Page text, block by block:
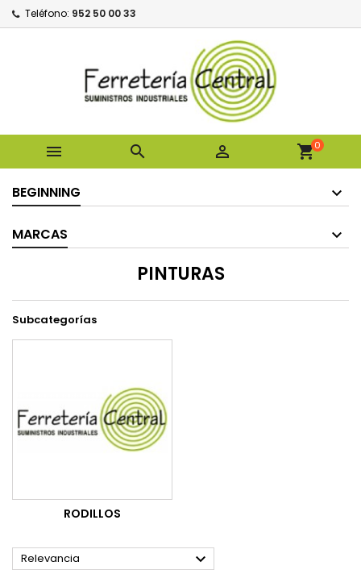
Teléfono: 952 50 00 33
   shopping_cart0
BEGINNING
MARCAS
PINTURAS
Subcategorías
RODILLOS
Relevancia 